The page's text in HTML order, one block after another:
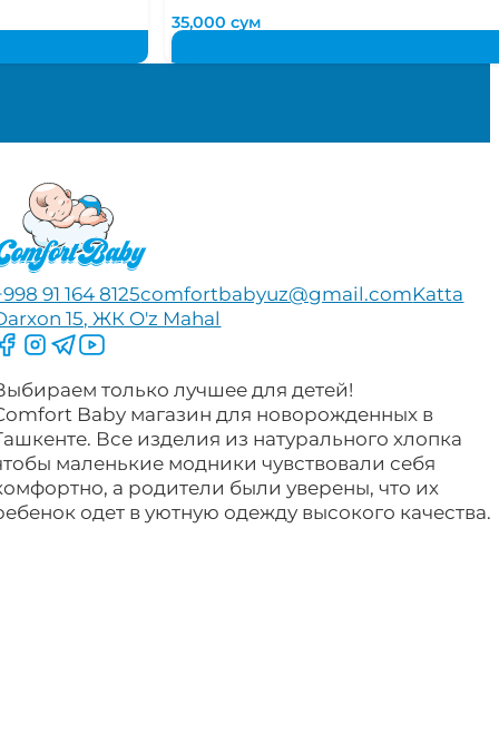
35,000 сум
91 164 8125comfortbabyuz@gmail.comKatta
15, ЖК O'z Mahal
Следите за нами на Facebook
Следите за нами в Instagram
Следите за нами в Telegram
Следите за нами в YouTube
только лучшее для детей!
Baby магазин для новорожденных в
Все изделия из натурального хлопка
маленькие модники чувствовали себя
а родители были уверены, что их
одет в уютную одежду высокого качества.